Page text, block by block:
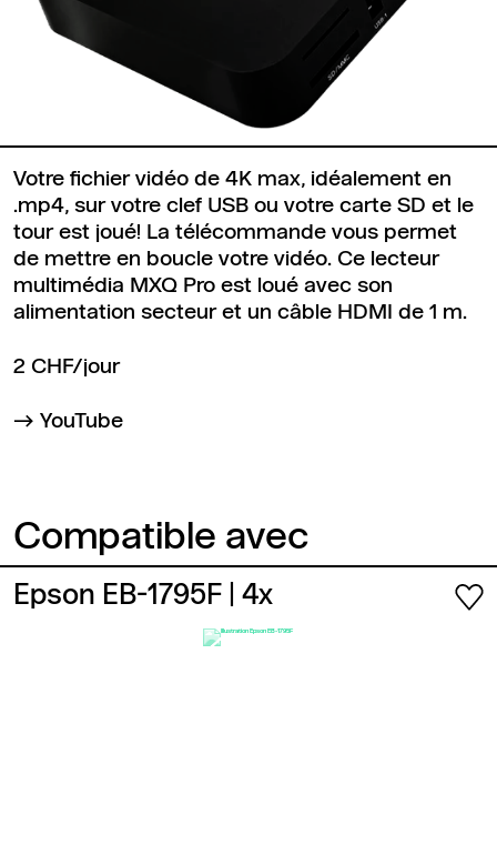
Votre fichier vidéo de 4K max, idéalement en
.mp4, sur votre clef USB ou votre carte SD et le
tour est joué! La télécommande vous permet
de mettre en boucle votre vidéo. Ce lecteur
multimédia MXQ Pro est loué avec son
alimentation secteur et un câble HDMI de 1 m.
2 CHF/jour
YouTube
Compatible avec
Epson EB-1795F | 4x